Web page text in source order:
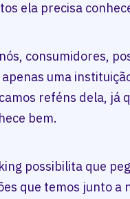
ela precisa
consumidores,
uma
reféns dela, já
bem.
possibilita que
que temos junto a